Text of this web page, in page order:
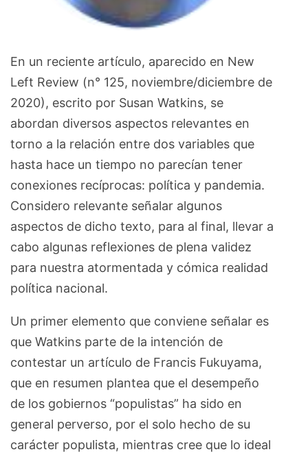
En un reciente artículo, aparecido en New
Left Review (n° 125, noviembre/diciembre de
2020), escrito por Susan Watkins, se
abordan diversos aspectos relevantes en
torno a la relación entre dos variables que
hasta hace un tiempo no parecían tener
conexiones recíprocas: política y pandemia.
Considero relevante señalar algunos
aspectos de dicho texto, para al final, llevar a
cabo algunas reflexiones de plena validez
para nuestra atormentada y cómica realidad
política nacional.
Un primer elemento que conviene señalar es
que Watkins parte de la intención de
contestar un artículo de Francis Fukuyama,
que en resumen plantea que el desempeño
de los gobiernos “populistas” ha sido en
general perverso, por el solo hecho de su
carácter populista, mientras cree que lo ideal